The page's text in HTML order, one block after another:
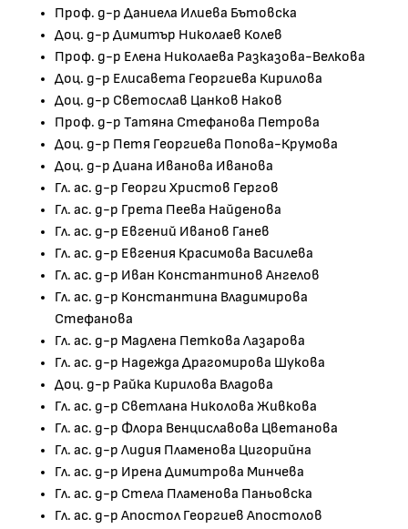
Проф. д-р Даниела Илиева Бътовска
Доц. д-р Димитър Николаев Колев
Проф. д-р Елена Николаева Разказова-Велкова
Доц. д-р Елисавета Георгиева Кирилова
Доц. д-р Светослав Цанков Наков
Проф. д-р Татяна Стефанова Петрова
Доц. д-р Петя Георгиева Попова-Крумова
Доц. д-р Диана Иванова Иванова
Гл. ас. д-р Георги Христов Гергов
Гл. ас. д-р Грета Пеева Найденова
Гл. ас. д-р Евгений Иванов Ганев
Гл. ас. д-р Евгения Красимова Василева
Гл. ас. д-р Иван Константинов Ангелов
Гл. ас. д-р Константина Владимирова
Стефанова
Гл. ас. д-р Мадлена Петкова Лазарова
Гл. ас. д-р Надежда Драгомирова Шукова
Доц. д-р Райка Кирилова Владова
Гл. ас. д-р Светлана Николова Живкова
Гл. ас. д-р Флора Венциславова Цветанова
Гл. ас. д-р Лидия Пламенова Цигорийна
Гл. ас. д-р Ирена Димитрова Минчева
Гл. ас. д-р Стела Пламенова Паньовска
Гл. ас. д-р Апостол Георгиев Апостолов